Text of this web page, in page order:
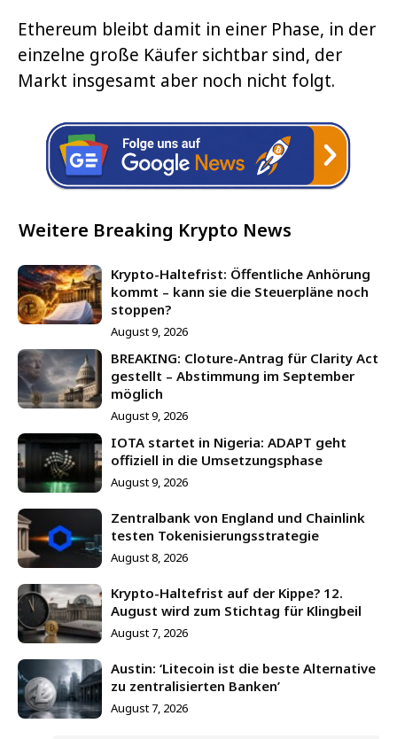
Ethereum bleibt damit in einer Phase, in der
einzelne große Käufer sichtbar sind, der
Markt insgesamt aber noch nicht folgt.
Weitere Breaking Krypto News
Krypto-Haltefrist: Öffentliche Anhörung
kommt – kann sie die Steuerpläne noch
stoppen?
August 9, 2026
BREAKING: Cloture-Antrag für Clarity Act
gestellt – Abstimmung im September
möglich
August 9, 2026
IOTA startet in Nigeria: ADAPT geht
offiziell in die Umsetzungsphase
August 9, 2026
Zentralbank von England und Chainlink
testen Tokenisierungsstrategie
August 8, 2026
Krypto-Haltefrist auf der Kippe? 12.
August wird zum Stichtag für Klingbeil
August 7, 2026
Austin: ‘Litecoin ist die beste Alternative
zu zentralisierten Banken’
August 7, 2026